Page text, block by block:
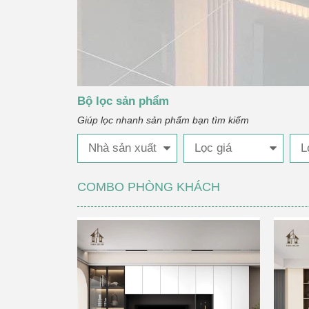
Bộ lọc sản phẩm
Giúp lọc nhanh sản phẩm bạn tìm kiếm
Nhà sản xuất Lọc giá
COMBO PHÒNG KHÁCH